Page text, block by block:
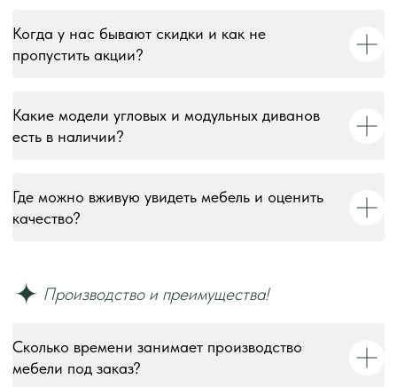
Когда у нас бывают скидки и как не
пропустить акции?
Какие модели угловых и модульных диванов
есть в наличии?
Где можно вживую увидеть мебель и оценить
качество?
Сколько времени занимает производство
мебели под заказ?
© 2018–2026 Мебельная фабрика «Tulsy». Все права
защищены. Тексты, изображения, макеты и иные